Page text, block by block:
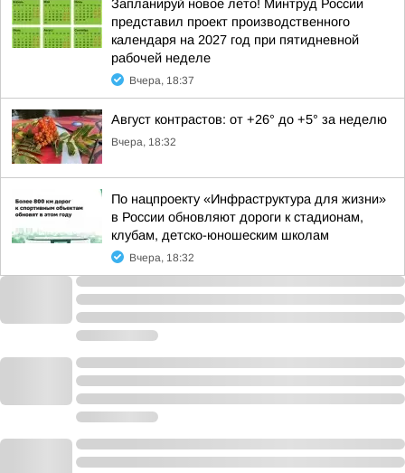
Запланируй новое лето! Минтруд России
представил проект производственного
календаря на 2027 год при пятидневной
рабочей неделе
Вчера, 18:37
Август контрастов: от +26° до +5° за неделю
Вчера, 18:32
По нацпроекту «Инфраструктура для жизни»
в России обновляют дороги к стадионам,
клубам, детско-юношеским школам
Вчера, 18:32